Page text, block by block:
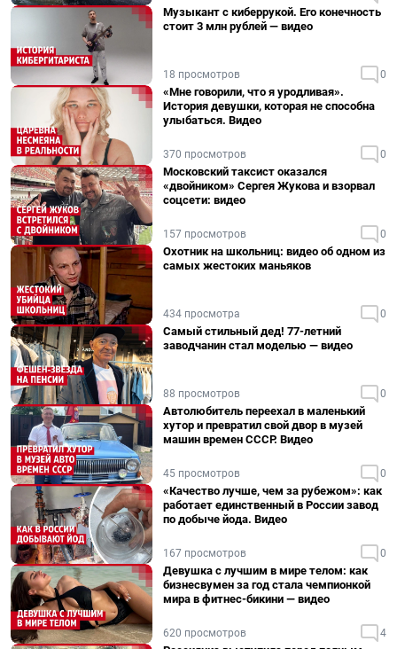
Музыкант с киберрукой. Его конечность
стоит 3 млн рублей — видео
18 просмотров 0
«Мне говорили, что я уродливая».
История девушки, которая не способна
улыбаться. Видео
370 просмотров 0
Московский таксист оказался
«двойником» Сергея Жукова и взорвал
соцсети: видео
157 просмотров 0
Охотник на школьниц: видео об одном из
самых жестоких маньяков
434 просмотра 0
Самый стильный дед! 77-летний
заводчанин стал моделью — видео
88 просмотров 0
Автолюбитель переехал в маленький
хутор и превратил свой двор в музей
машин времен СССР. Видео
45 просмотров 0
«Качество лучше, чем за рубежом»: как
работает единственный в России завод
по добыче йода. Видео
167 просмотров 0
Девушка с лучшим в мире телом: как
бизнесвумен за год стала чемпионкой
мира в фитнес-бикини — видео
620 просмотров 4